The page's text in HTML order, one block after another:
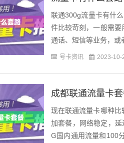
联通300g流量卡有什
件比较苛刻，一般需
通话、短信等业务，或
的，是商家为了引起客
号卡资讯 2023-10-
成都联通流量卡
现在联通流量卡哪种
加套餐，网络稳定，
G国内通用流量和100